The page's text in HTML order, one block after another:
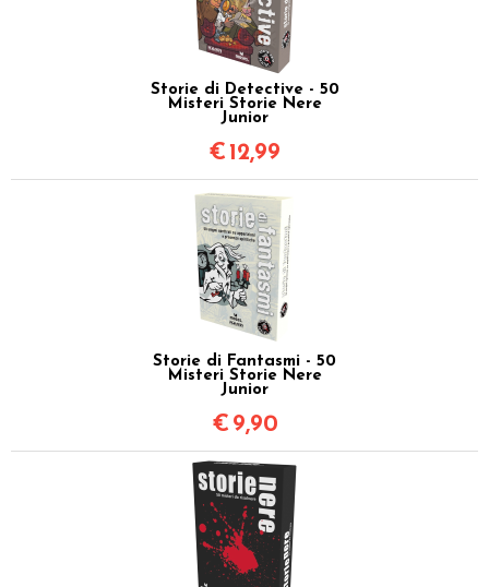
Storie di Detective - 50
Misteri Storie Nere
Junior
€ 12,99
Storie di Fantasmi - 50
Misteri Storie Nere
Junior
€ 9,90